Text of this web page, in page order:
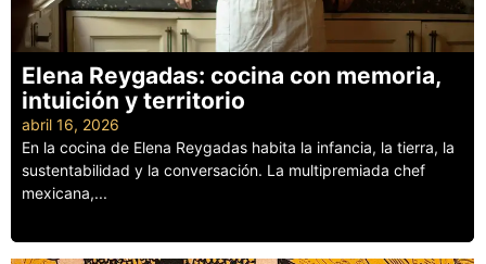
Elena Reygadas: cocina con memoria,
intuición y territorio
abril 16, 2026
En la cocina de Elena Reygadas habita la infancia, la tierra, la
sustentabilidad y la conversación. La multipremiada chef
mexicana,...